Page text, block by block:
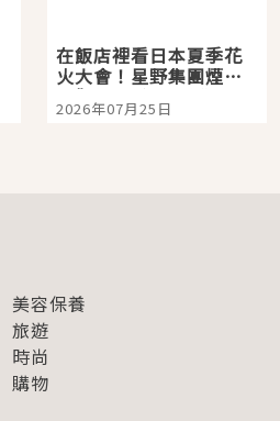
在飯店裡看日本夏季花
火大會！星野集團煙火
景觀飯店6選，讓你不用
人擠人悠閒欣賞
2026年07月25日
美容保養
旅遊
時尚
購物